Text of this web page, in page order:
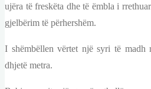
ujëra të freskëta dhe të ëmbla i
gjelbërim të përhershëm.
I shëmbëllen vërtet një syri të madh
dhjetë metra.